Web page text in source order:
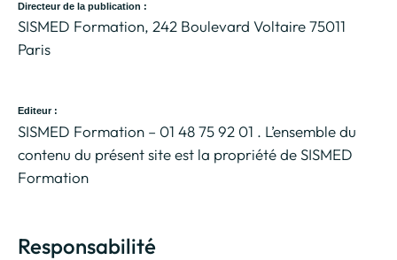
Directeur de la publication :
SISMED Formation, 242 Boulevard Voltaire 75011
Paris
Editeur :
SISMED Formation – 01 48 75 92 01 . L’ensemble du
contenu du présent site est la propriété de SISMED
Formation
Responsabilité